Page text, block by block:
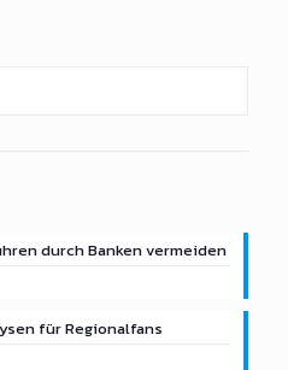
durch Banken vermeiden
für Regionalfans